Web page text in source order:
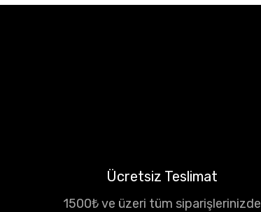
Ücretsiz Teslimat
1500₺ ve üzeri tüm siparişlerinizde